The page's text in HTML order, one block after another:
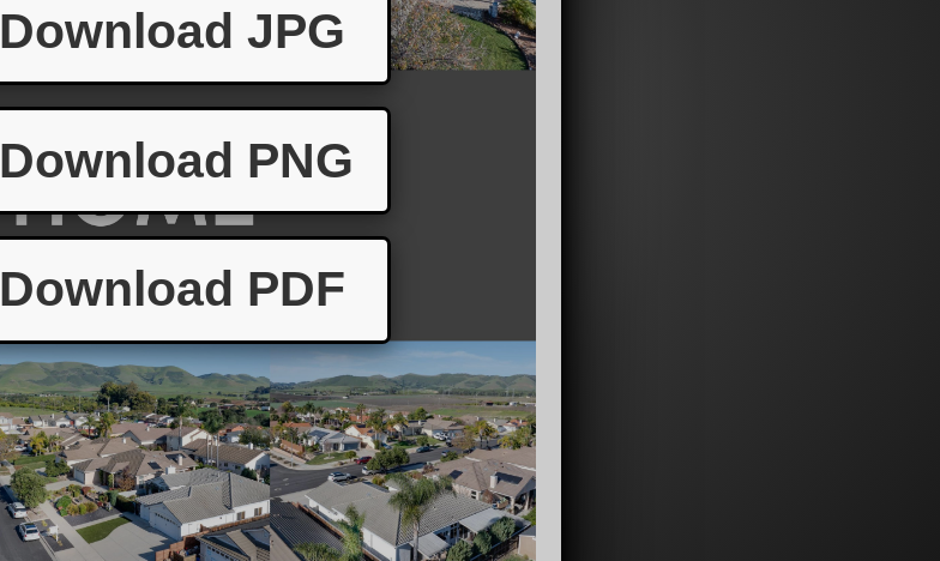
Download JPG
Download PNG
Download PDF